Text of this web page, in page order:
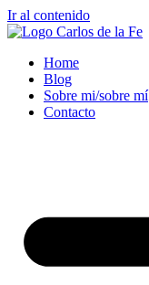
Ir al contenido
Home
Blog
Sobre mi/sobre mí
Contacto